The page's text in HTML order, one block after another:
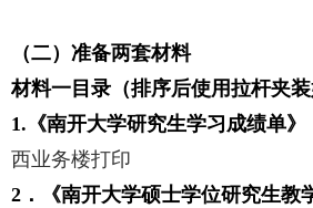
（二）准备两套材料
材料一目录（排序后使用拉杆夹装
1. 《南开大学研究生学习成绩单》
西业务楼打印
2 ．《南开大学硕士学位研究生教